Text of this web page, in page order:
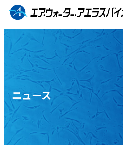
コ
ン
テ
ン
へ
ス
キ
ッ
ニュース